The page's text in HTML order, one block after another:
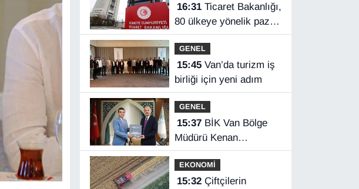
16:31Ticaret Bakanlığı,
80 ülkeye yönelik pazar
araştırması hazırladı
GENEL
15:45Van’da turizm iş
birliği için yeni adım
GENEL
15:37BİK Van Bölge
Müdürü Kenan
Tokgöz’den Hakkâri
ziyareti
EKONOMİ
15:32Çiftçilerin